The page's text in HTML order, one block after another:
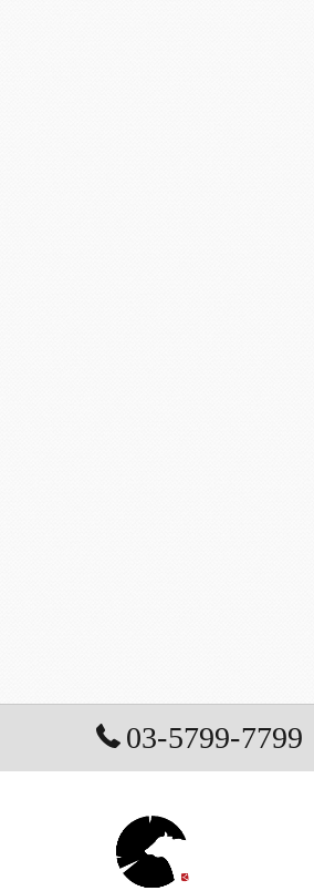
03-5799-7799